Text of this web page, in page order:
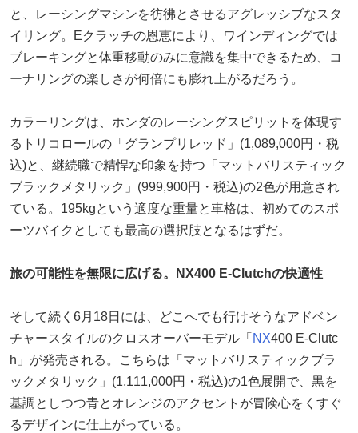
と、レーシングマシンを彷彿とさせるアグレッシブなスタ
イリング。Eクラッチの恩恵により、ワインディングでは
ブレーキングと体重移動のみに意識を集中できるため、コ
ーナリングの楽しさが何倍にも膨れ上がるだろう。
カラーリングは、ホンダのレーシングスピリットを体現す
るトリコロールの「グランプリレッド」(1,089,000円・税
込)と、継続職で精悍な印象を持つ「マットバリスティック
ブラックメタリック」(999,900円・税込)の2色が用意され
ている。195kgという適度な重量と車格は、初めてのスポ
ーツバイクとしても最高の選択肢となるはずだ。
旅の可能性を無限に広げる。NX400 E-Clutchの快適性
そして続く6月18日には、どこへでも行けそうなアドベン
チャースタイルのクロスオーバーモデル「 NX400 E-Clutc
h」が発売される。こちらは「マットバリスティックブラ
ックメタリック」(1,111,000円・税込)の1色展開で、黒を
基調としつつ青とオレンジのアクセントが冒険心をくすぐ
るデザインに仕上がっている。